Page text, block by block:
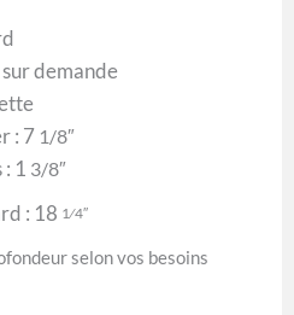
demande
: 7 1/8″
1 3/8″
: 18 1⁄4″
selon vos besoins